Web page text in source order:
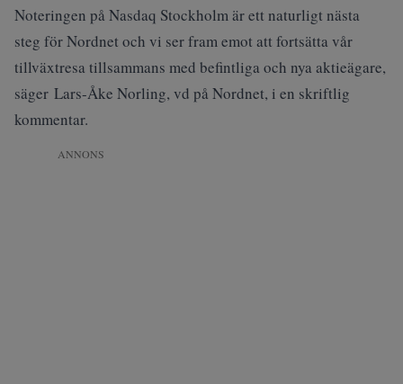
Noteringen på Nasdaq Stockholm är ett naturligt nästa
steg för Nordnet och vi ser fram emot att fortsätta vår
tillväxtresa tillsammans med befintliga och nya aktieägare,
säger Lars-Åke Norling, vd på Nordnet, i en skriftlig
kommentar.
ANNONS